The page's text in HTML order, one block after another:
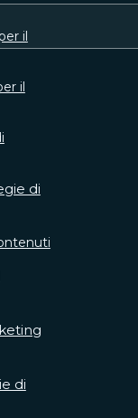
il
il
di
di